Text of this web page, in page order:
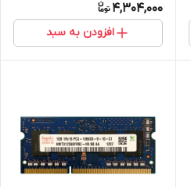
4,304,000
افزودن به سبد